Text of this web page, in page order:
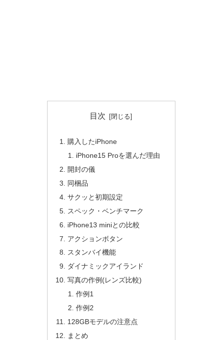
目次
購入したiPhone
iPhone15 Proを選んだ理由
開封の儀
同梱品
サクッと初期設定
スペック・ベンチマーク
iPhone13 miniとの比較
アクションボタン
スタンバイ機能
ダイナミックアイランド
写真の作例(レンズ比較)
作例1
作例2
128GBモデルの注意点
まとめ